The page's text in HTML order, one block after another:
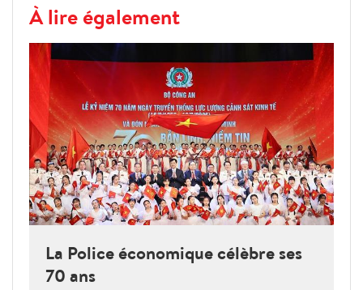
À lire également
La Police économique célèbre ses
70 ans